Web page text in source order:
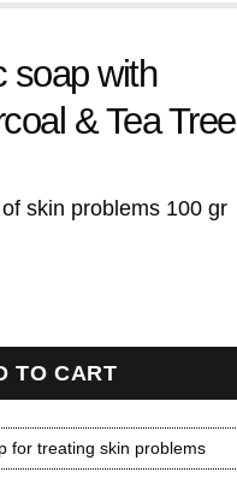
soap with
& Tea Tree
skin problems 100 gr
TO CART
for treating skin problems